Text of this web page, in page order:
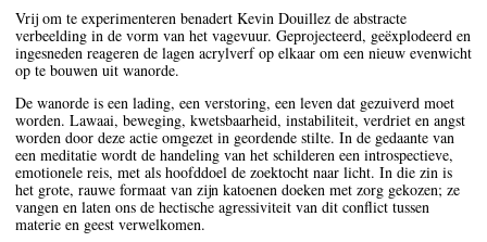
Vrij om te experimenteren benadert Kevin Douillez de abstracte
verbeelding in de vorm van het vagevuur. Geprojecteerd, geëxplodeerd en
ingesneden reageren de lagen acrylverf op elkaar om een nieuw evenwicht
op te bouwen uit wanorde.
De wanorde is een lading, een verstoring, een leven dat gezuiverd moet
worden. Lawaai, beweging, kwetsbaarheid, instabiliteit, verdriet en angst
worden door deze actie omgezet in geordende stilte. In de gedaante van
een meditatie wordt de handeling van het schilderen een introspectieve,
emotionele reis, met als hoofddoel de zoektocht naar licht. In die zin is
het grote, rauwe formaat van zijn katoenen doeken met zorg gekozen; ze
vangen en laten ons de hectische agressiviteit van dit conflict tussen
materie en geest verwelkomen.